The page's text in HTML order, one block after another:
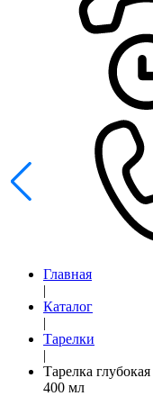
Главная
|
Каталог
|
Тарелки
|
Тарелка
400 мл